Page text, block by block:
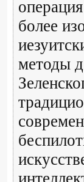
более
методы